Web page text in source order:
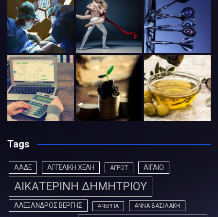
Tags
ΑΑΔΕ ΑΓΓΕΛΙΚΗ ΧΕΛΗ ΑΓΡΟΤ ΑΙΓΑΙΟ
ΑΙΚΑΤΕΡΙΝΗ ΔΗΜΗΤΡΙΟΥ
ΑΛΕΞΑΝΔΡΟΣ ΒΕΡΓΗΣ ΑΝΕΡΓΙΑ ΑΝΝΑ ΒΑΣΙΛΑΚΗ